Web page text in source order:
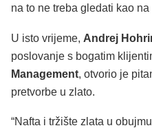
na to ne treba gledati kao
U isto vrijeme, Andrej
poslovanje s bogatim
Management, otvorio je
pretvorbe u zlato.
“Nafta i tržište zlata u